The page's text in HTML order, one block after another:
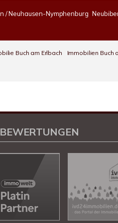
/ Neuhausen-Nymphenburg
Buch am Erlbach Immobilien Buch